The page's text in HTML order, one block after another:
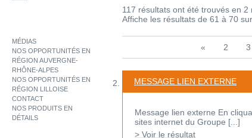
MÉDIAS
NOS OPPORTUNITÉS EN
RÉGION AUVERGNE-
RHÔNE-ALPES
NOS OPPORTUNITÉS EN
RÉGION LILLOISE
CONTACT
NOS PRODUITS EN
DÉTAILS
117 résultats ont été trouvés en 2
Affiche les résultats de 61 à 70 sur
« 2 3
MESSAGE LIEN EXTERNE
Message lien externe En
sites internet du Groupe [...]
> Voir le résultat